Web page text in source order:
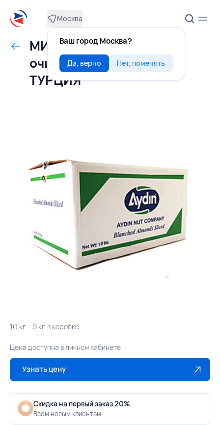
Москва
Ваш город Москва?
Да, верно Нет, поменять
МИНДАЛЬ лепестки
очищенные 10 кг, AYDIN,
ТУРЦИЯ
10 кг. - 9 кг. в коробке
Цена доступна в личном кабинете
Узнать цену
Скидка на первый заказ 20%
Всем новым клиентам